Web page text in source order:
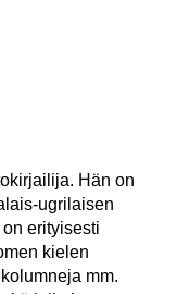
Hän on
ugrilaisen
erityisesti
kielen
mm.